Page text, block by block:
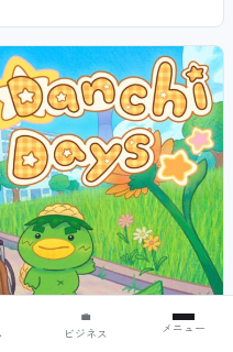
Days」が10月30日に発売
💼
ビジネス
メニュー